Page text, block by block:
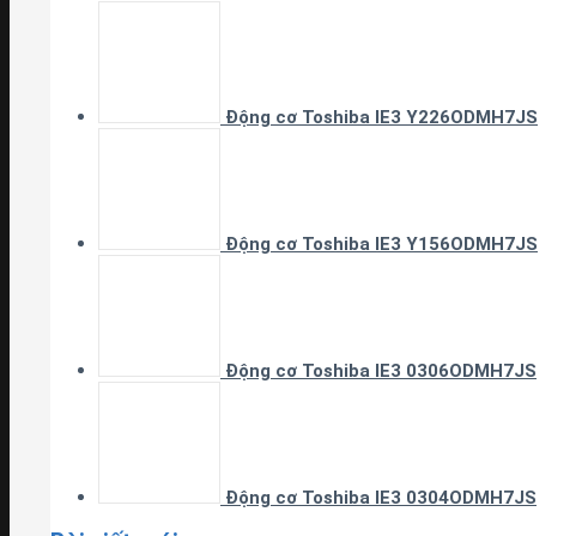
Động cơ Toshiba IE3 Y226ODMH7JS
Động cơ Toshiba IE3 Y156ODMH7JS
Động cơ Toshiba IE3 0306ODMH7JS
Động cơ Toshiba IE3 0304ODMH7JS